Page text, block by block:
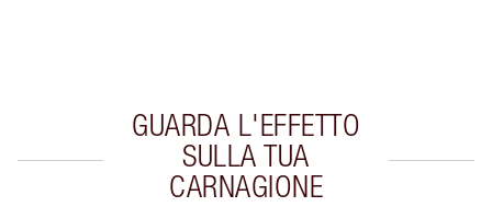
GUARDA L'EFFETTO
SULLA TUA
CARNAGIONE